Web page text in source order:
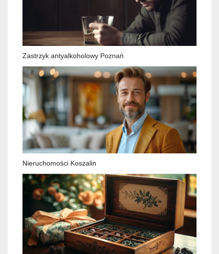
Zastrzyk antyalkoholowy Poznań
Nieruchomości Koszalin